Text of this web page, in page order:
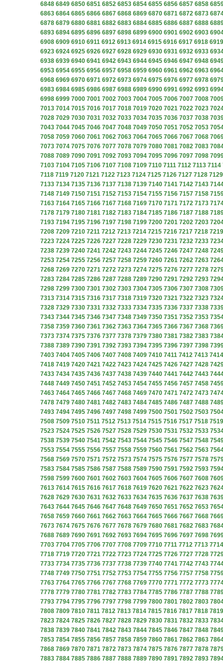
6848 6849 6850 6851 6852 6853 6854 6855 6856 6857 6858
6863 6864 6865 6866 6867 6868 6869 6870 6871 6872 6873
6878 6879 6880 6881 6882 6883 6884 6885 6886 6887 6888
6893 6894 6895 6896 6897 6898 6899 6900 6901 6902 6903
6908 6909 6910 6911 6912 6913 6914 6915 6916 6917 6918 6919
6923 6924 6925 6926 6927 6928 6929 6930 6931 6932 6933
6938 6939 6940 6941 6942 6943 6944 6945 6946 6947 6948
6953 6954 6955 6956 6957 6958 6959 6960 6961 6962 6963
6968 6969 6970 6971 6972 6973 6974 6975 6976 6977 6978
6983 6984 6985 6986 6987 6988 6989 6990 6991 6992 6993
6998 6999 7000 7001 7002 7003 7004 7005 7006 7007 7008
7013 7014 7015 7016 7017 7018 7019 7020 7021 7022 7023
7028 7029 7030 7031 7032 7033 7034 7035 7036 7037 7038
7043 7044 7045 7046 7047 7048 7049 7050 7051 7052 7053
7058 7059 7060 7061 7062 7063 7064 7065 7066 7067 7068
7073 7074 7075 7076 7077 7078 7079 7080 7081 7082 7083
7088 7089 7090 7091 7092 7093 7094 7095 7096 7097 7098
7103 7104 7105 7106 7107 7108 7109 7110 7111 7112 7113 7114
7118 7119 7120 7121 7122 7123 7124 7125 7126 7127 7128 7129
7133 7134 7135 7136 7137 7138 7139 7140 7141 7142 7143
7148 7149 7150 7151 7152 7153 7154 7155 7156 7157 7158
7163 7164 7165 7166 7167 7168 7169 7170 7171 7172 7173
7178 7179 7180 7181 7182 7183 7184 7185 7186 7187 7188
7193 7194 7195 7196 7197 7198 7199 7200 7201 7202 7203
7208 7209 7210 7211 7212 7213 7214 7215 7216 7217 7218 7219
7223 7224 7225 7226 7227 7228 7229 7230 7231 7232 7233
7238 7239 7240 7241 7242 7243 7244 7245 7246 7247 7248
7253 7254 7255 7256 7257 7258 7259 7260 7261 7262 7263
7268 7269 7270 7271 7272 7273 7274 7275 7276 7277 7278
7283 7284 7285 7286 7287 7288 7289 7290 7291 7292 7293
7298 7299 7300 7301 7302 7303 7304 7305 7306 7307 7308
7313 7314 7315 7316 7317 7318 7319 7320 7321 7322 7323
7328 7329 7330 7331 7332 7333 7334 7335 7336 7337 7338
7343 7344 7345 7346 7347 7348 7349 7350 7351 7352 7353
7358 7359 7360 7361 7362 7363 7364 7365 7366 7367 7368
7373 7374 7375 7376 7377 7378 7379 7380 7381 7382 7383
7388 7389 7390 7391 7392 7393 7394 7395 7396 7397 7398
7403 7404 7405 7406 7407 7408 7409 7410 7411 7412 7413 7414
7418 7419 7420 7421 7422 7423 7424 7425 7426 7427 7428
7433 7434 7435 7436 7437 7438 7439 7440 7441 7442 7443
7448 7449 7450 7451 7452 7453 7454 7455 7456 7457 7458
7463 7464 7465 7466 7467 7468 7469 7470 7471 7472 7473
7478 7479 7480 7481 7482 7483 7484 7485 7486 7487 7488
7493 7494 7495 7496 7497 7498 7499 7500 7501 7502 7503
7508 7509 7510 7511 7512 7513 7514 7515 7516 7517 7518 7519
7523 7524 7525 7526 7527 7528 7529 7530 7531 7532 7533
7538 7539 7540 7541 7542 7543 7544 7545 7546 7547 7548
7553 7554 7555 7556 7557 7558 7559 7560 7561 7562 7563
7568 7569 7570 7571 7572 7573 7574 7575 7576 7577 7578
7583 7584 7585 7586 7587 7588 7589 7590 7591 7592 7593
7598 7599 7600 7601 7602 7603 7604 7605 7606 7607 7608
7613 7614 7615 7616 7617 7618 7619 7620 7621 7622 7623
7628 7629 7630 7631 7632 7633 7634 7635 7636 7637 7638
7643 7644 7645 7646 7647 7648 7649 7650 7651 7652 7653
7658 7659 7660 7661 7662 7663 7664 7665 7666 7667 7668
7673 7674 7675 7676 7677 7678 7679 7680 7681 7682 7683
7688 7689 7690 7691 7692 7693 7694 7695 7696 7697 7698
7703 7704 7705 7706 7707 7708 7709 7710 7711 7712 7713 7714
7718 7719 7720 7721 7722 7723 7724 7725 7726 7727 7728
7733 7734 7735 7736 7737 7738 7739 7740 7741 7742 7743
7748 7749 7750 7751 7752 7753 7754 7755 7756 7757 7758
7763 7764 7765 7766 7767 7768 7769 7770 7771 7772 7773
7778 7779 7780 7781 7782 7783 7784 7785 7786 7787 7788
7793 7794 7795 7796 7797 7798 7799 7800 7801 7802 7803
7808 7809 7810 7811 7812 7813 7814 7815 7816 7817 7818 7819
7823 7824 7825 7826 7827 7828 7829 7830 7831 7832 7833
7838 7839 7840 7841 7842 7843 7844 7845 7846 7847 7848
7853 7854 7855 7856 7857 7858 7859 7860 7861 7862 7863
7868 7869 7870 7871 7872 7873 7874 7875 7876 7877 7878
7883 7884 7885 7886 7887 7888 7889 7890 7891 7892 7893